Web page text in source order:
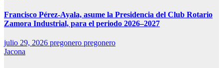
Francisco Pérez-Ayala, asume la Presidencia del Club Rotario
Zamora Industrial, para el periodo 2026–2027
julio 29, 2026 pregonero pregonero
Jacona